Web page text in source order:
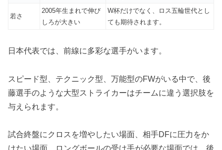
若さ
2005年生まれで伸び
しろが大きい
W杯だけでなく、ロス五輪世代とし
ても期待されます。
日本代表では、前線に多彩な選手がいます。
スピード型、テクニック型、万能型のFWがいる中で、後
藤選手のような大型ストライカーはチームに違う選択肢を
与えられます。
試合終盤にクロスを増やしたい場面、相手DFに圧力をか